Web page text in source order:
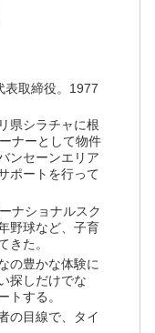
取締役。1977
県シラチャに根
ナーとして物件
ンセーンエリア
ポートを行って
ナショナルスク
野球など、子育
きた。
の豊かな体験に
探しだけでな
トする。
の目線で、タイ